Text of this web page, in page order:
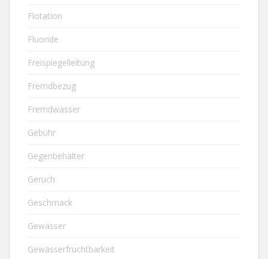
Flotation
Fluoride
Freispiegelleitung
Fremdbezug
Fremdwasser
Gebühr
Gegenbehälter
Geruch
Geschmack
Gewässer
Gewässerfruchtbarkeit